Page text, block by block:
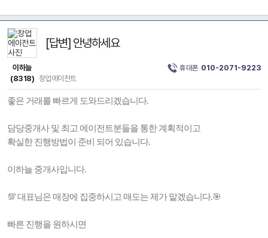
[답변] 안녕하세요
이하늘
(8318) 창업에이전트
휴대폰 010-2071-9223
좋은 거래를 빠르게 도와드리겠습니다.
담당중개사 및 최고 에이전트분들을 통한 계획적이고
확실한 진행방법이 준비 되어 있습니다.
이하늘 중개사입니다.
💯 대표님은 매장에 집중하시고 매도는 제가 맡겠습니다.🎯
빠른 진행을 원하시면